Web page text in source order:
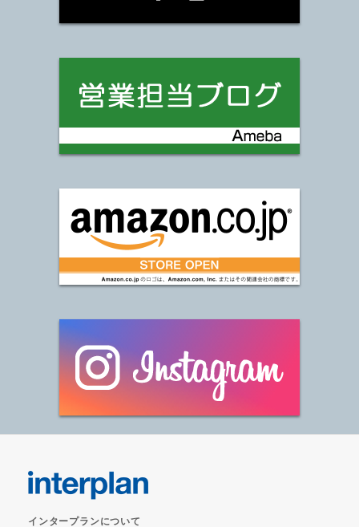
インタープランについて